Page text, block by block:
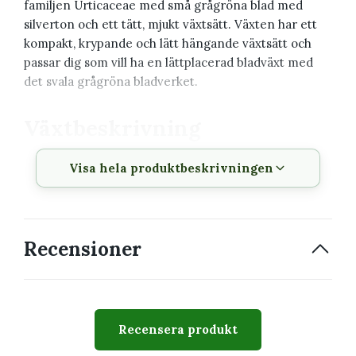
familjen Urticaceae med små grågröna blad med
silverton och ett tätt, mjukt växtsätt. Växten har ett
kompakt, krypande och lätt hängande växtsätt och
passar dig som vill ha en lättplacerad bladväxt med
det svala grågröna bladverket.
Vetenskapligt
namn
Pilea ’Greyzy’
Familj
Kompakt, krypande och lätt
hängande
Visa hela produktbeskrivningen
Recensioner
Recensera produkt